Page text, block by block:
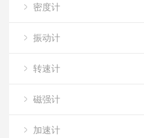
密度计
振动计
转速计
磁强计
加速计